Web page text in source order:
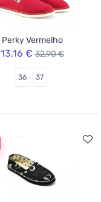
Perky Vermelho
13,16 € 32,90 €
36 37